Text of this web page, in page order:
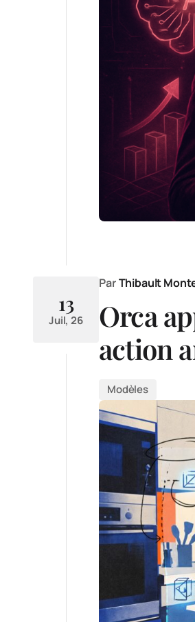
13
Juil, 26
Par Thibault
Orca
action
Modèles